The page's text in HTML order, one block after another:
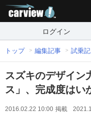
ログイン
トップ 編集記事 試乗記
スズキのデザイン
ス」、完成度はい
2016.02.22 10:00 掲載